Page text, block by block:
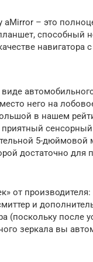
aMirror – это
способный
навигатора
него на
в нашем
приятный
5-дюймовой
достаточно для
от
и
(поскольку после
зеркала вы